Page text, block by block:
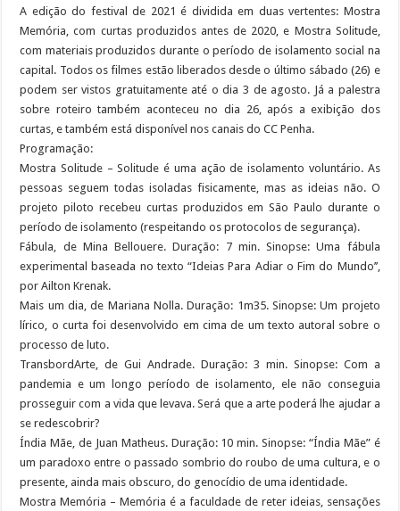
A edição do festival de 2021 é dividida em duas vertentes: Mostra
Memória, com curtas produzidos antes de 2020, e Mostra Solitude,
com materiais produzidos durante o período de isolamento social na
capital. Todos os filmes estão liberados desde o último sábado (26) e
podem ser vistos gratuitamente até o dia 3 de agosto. Já a palestra
sobre roteiro também aconteceu no dia 26, após a exibição dos
curtas, e também está disponível nos canais do CC Penha.
Programação:
Mostra Solitude – Solitude é uma ação de isolamento voluntário. As
pessoas seguem todas isoladas fisicamente, mas as ideias não. O
projeto piloto recebeu curtas produzidos em São Paulo durante o
período de isolamento (respeitando os protocolos de segurança).
Fábula, de Mina Bellouere. Duração: 7 min. Sinopse: Uma fábula
experimental baseada no texto “Ideias Para Adiar o Fim do Mundo’’,
por Ailton Krenak.
Mais um dia, de Mariana Nolla. Duração: 1m35. Sinopse: Um projeto
lírico, o curta foi desenvolvido em cima de um texto autoral sobre o
processo de luto.
TransbordArte, de Gui Andrade. Duração: 3 min. Sinopse: Com a
pandemia e um longo período de isolamento, ele não conseguia
prosseguir com a vida que levava. Será que a arte poderá lhe ajudar a
se redescobrir?
Índia Mãe, de Juan Matheus. Duração: 10 min. Sinopse: “Índia Mãe” é
um paradoxo entre o passado sombrio do roubo de uma cultura, e o
presente, ainda mais obscuro, do genocídio de uma identidade.
Mostra Memória – Memória é a faculdade de reter ideias, sensações